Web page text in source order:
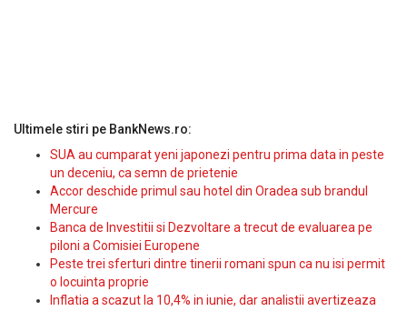
Ultimele stiri pe BankNews.ro:
SUA au cumparat yeni japonezi pentru prima data in peste
un deceniu, ca semn de prietenie
Accor deschide primul sau hotel din Oradea sub brandul
Mercure
Banca de Investitii si Dezvoltare a trecut de evaluarea pe
piloni a Comisiei Europene
Peste trei sferturi dintre tinerii romani spun ca nu isi permit
o locuinta proprie
Inflatia a scazut la 10,4% in iunie, dar analistii avertizeaza